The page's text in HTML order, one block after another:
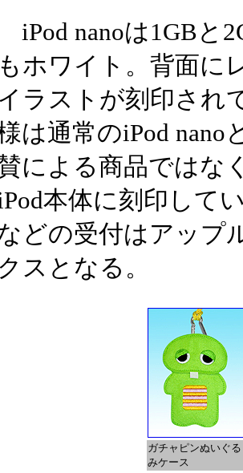
iPod nanoは1GBと
もホワイト。背面に
ラストが刻印され
は通常のiPod
による商品ではな
本体に刻印して
どの受付はアップ
クスとなる。
ガチャピンぬいぐる
みケース